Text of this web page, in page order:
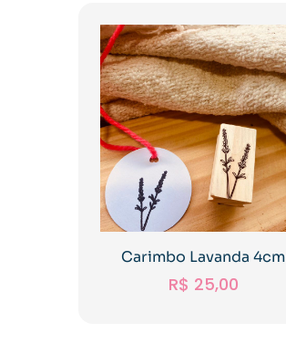
Carimbo Lavanda 4cm
R$ 25,00